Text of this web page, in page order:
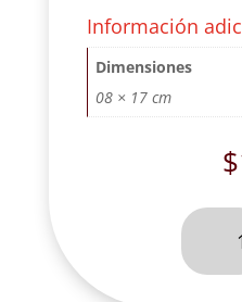
Información
Dimensiones
08 × 17 cm
$
SAN
SIN